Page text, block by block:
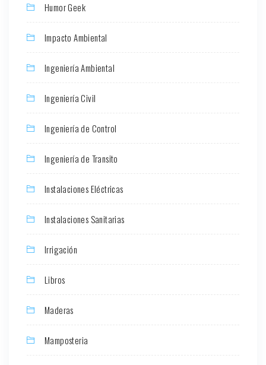
Humor Geek
Impacto Ambiental
Ingeniería Ambiental
Ingeniería Civil
Ingeniería de Control
Ingeniería de Transito
Instalaciones Eléctricas
Instalaciones Sanitarias
Irrigación
Libros
Maderas
Mamposteria